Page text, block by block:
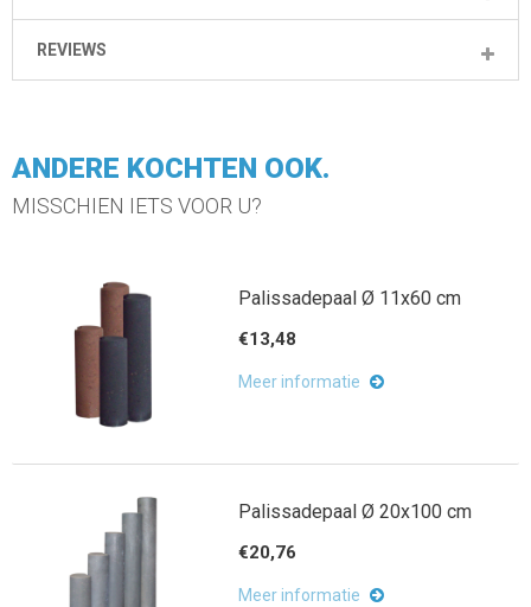
REVIEWS
ANDERE KOCHTEN OOK.
MISSCHIEN IETS VOOR U?
Palissadepaal Ø 11x60 cm
€13,48
Meer informatie
Palissadepaal Ø 20x100 cm
€20,76
Meer informatie